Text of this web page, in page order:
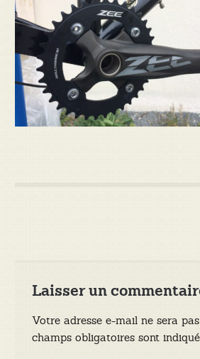
Laisser un
Votre adresse e-mail ne sera
champs obligatoires sont